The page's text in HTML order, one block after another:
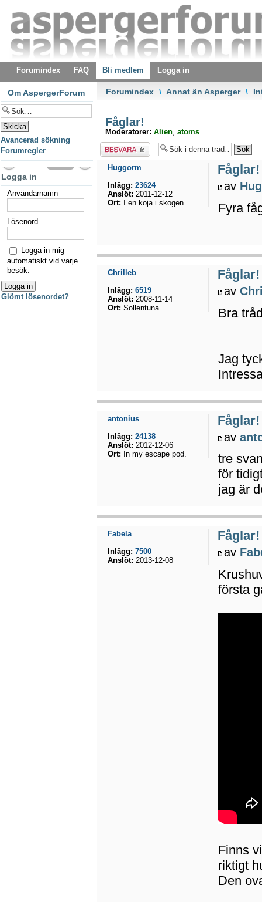
Forumindex FAQ Bli medlem Logga in
Forumindex \ Annat än Asperger \
Fåglar!
Moderatorer: Alien, atoms
Besvara
Fåglar!
av
Fyra
Huggorm
Inlägg: 23624
Anslöt: 2011-12-12
Ort: I en koja i skogen
Fåglar!
av
Bra
Jag
Chrilleb
Inlägg: 6519
Anslöt: 2008-11-14
Ort: Sollentuna
Fåglar!
av
tre
för
jag är
antonius
Inlägg: 24138
Anslöt: 2012-12-06
Ort: In my escape pod.
Fåglar!
av
första
Finns
riktigt
Den
Fabela
Inlägg: 7500
Anslöt: 2013-12-08
Om AspergerForum
Avancerad sökning
Forumregler
Logga in
Användarnamn
Lösenord
Logga in mig
automatiskt vid varje
besök.
Glömt lösenordet?